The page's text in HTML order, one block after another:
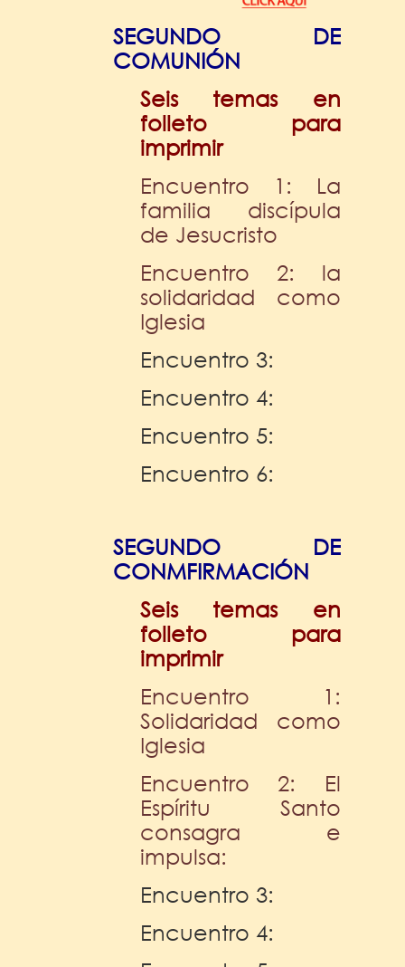
SEGUNDO DE
COMUNIÓN
Seis temas en
folleto para
imprimir
Encuentro 1: La
familia discípula
de Jesucristo
Encuentro 2: la
solidaridad como
Iglesia
Encuentro 3:
Encuentro 4:
Encuentro 5:
Encuentro 6:
SEGUNDO DE
CONMFIRMACIÓN
Seis temas en
folleto para
imprimir
Encuentro 1:
Solidaridad como
Iglesia
Encuentro 2: El
Espíritu Santo
consagra e
impulsa:
Encuentro 3:
Encuentro 4: